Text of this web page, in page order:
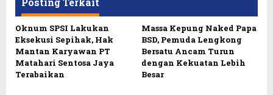
Oknum SPSI Lakukan
Eksekusi Sepihak, Hak
Mantan Karyawan PT
Matahari Sentosa Jaya
Terabaikan
Massa Kepung Naked Papa
BSD, Pemuda Lengkong
Bersatu Ancam Turun
dengan Kekuatan Lebih
Besar